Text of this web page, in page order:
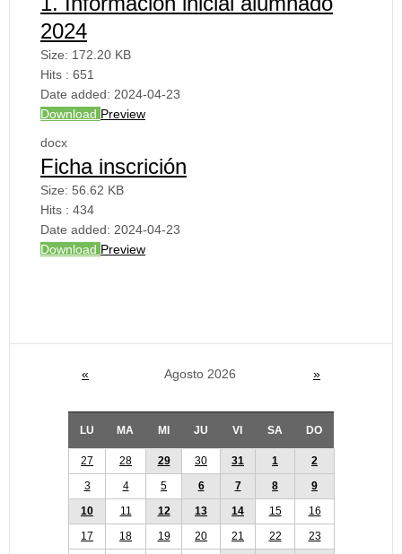
2024
Size: 172.20 KB
Hits : 651
Date added: 2024-04-23
Download Preview
docx
Ficha inscrición
Size: 56.62 KB
Hits : 434
Date added: 2024-04-23
Download Preview
« Agosto 2026 »
LU MA MI JU VI SA DO
27 28 29 30 31 1
2
3
4 5 6 7 8
9
10
11 12 13 14 15
16
17
18 19 20 21 22
23